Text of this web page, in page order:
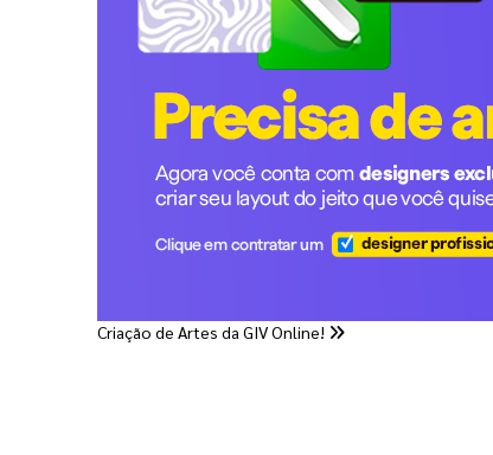
Criação de Artes da GIV Online!